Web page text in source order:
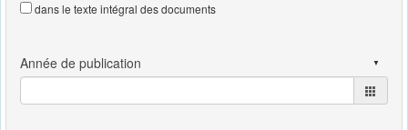
dans le texte intégral des documents